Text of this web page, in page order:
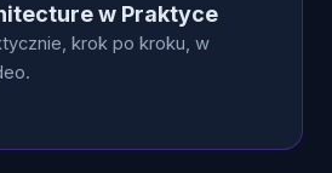
w Praktyce
krok po kroku, w